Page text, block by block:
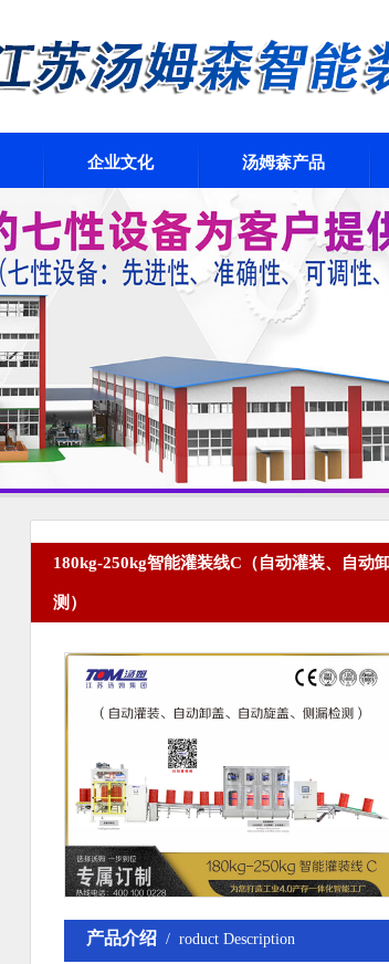
企业文化 汤姆森产品
180kg-250kg智能灌装线C（自动灌装、自动
测）
产品介绍 / roduct Description